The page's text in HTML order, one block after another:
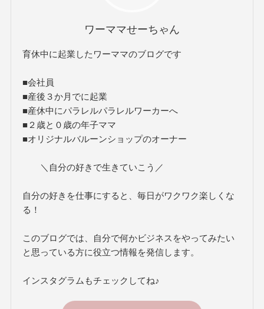
ワーママせーちゃん
育休中に起業したワーママのブログです
■会社員
■産後３か月でに起業
■産休中にパラレルパラレルワーカーへ
■２歳と０歳の年子ママ
■オリジナルバルーンショップのオーナー
＼自分の好きで生きていこう／
自分の好きを仕事にすると、毎日がワクワク楽しくな
る！
このブログでは、自分で何かビジネスをやってみたい
と思っている方に役立つ情報を発信します。
インスタグラムもチェックしてね♪